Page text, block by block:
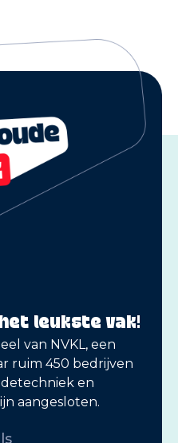
leukste vak!
van NVKL, een
ruim 450 bedrijven
en
aangesloten.